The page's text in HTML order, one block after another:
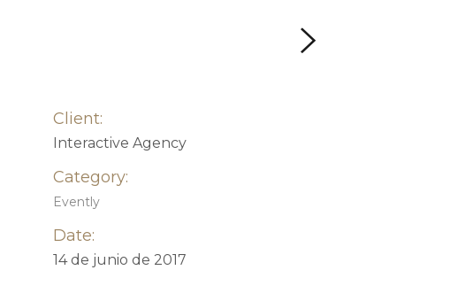
Client:
Interactive Agency
Category:
Evently
Date:
14 de junio de 2017